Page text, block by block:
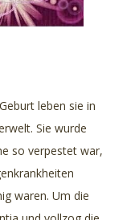
leben sie in
Sie wurde
so verpestet war,
waren. Um die